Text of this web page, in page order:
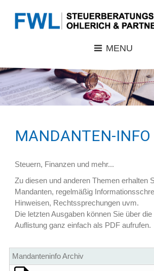
MENU
MANDANTEN-INFO
Steuern, Finanzen und mehr...
Zu diesen und anderen Themen erhalten
Mandanten, regelmäßig
Hinweisen, Rechtssprechungen uvm.
Die letzten Ausgaben können Sie über
Auflistung ganz einfach als PDF aufrufen.
Mandanteninfo Archiv